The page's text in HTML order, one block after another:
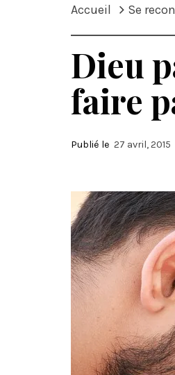
Accueil Se
Dieu
faire
Publié le 27 avril, 2015